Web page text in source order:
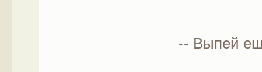
-- Выпей